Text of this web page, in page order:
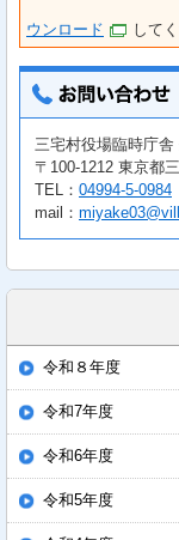
ウンロード
して
三宅村役場臨時庁
〒100-1212 東京都
TEL： 04994-5-0984
mail：
令和８年度
令和7年度
令和6年度
令和5年度